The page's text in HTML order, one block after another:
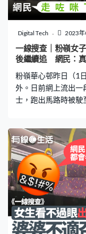
損壞洗衣機｜附正確
囉 當時隧道有一條
車，由於上載照片的
為何會出現在隧道
民猜測，兩人疑因的
「可能太塞車個咪錶
Digital Tech 2023年
一線搜查｜粉嶺女
後繼續追 網民：真
粉嶺華心邨昨日（1
外。日前網上流出一
士，跑出馬路時被駛
大呼驚險，並指「趕
章： 口罩令3.1起全
點 4大新防疫措施一
學 健康申報3大方
推介 Muji酒店$400
門都有 的士收掣不
上午11時28分，地
孭背囊的女子，突然